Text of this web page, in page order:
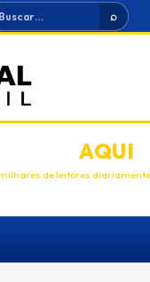
⌕
AQUI
de leitores diariamente